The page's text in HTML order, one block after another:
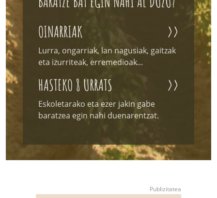
OINARRIAK
>>
Lurra, ongarriak, lan nagusiak, gaitzak
eta izurriteak, erremedioak...
HASTEKO 8 URRATS >>
Eskoletarako eta ezer jakin gabe
baratzea egin nahi duenarentzat.